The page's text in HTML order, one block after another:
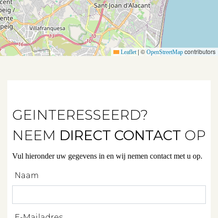
Verhuurd
Diensten
Beheren
Projectbegeleiding
Leaflet | © OpenStreetMap contributors
GEINTERESSEERD?
NEEM DIRECT CONTACT OP
Vul hieronder uw gegevens in en wij nemen contact met u op.
Naam